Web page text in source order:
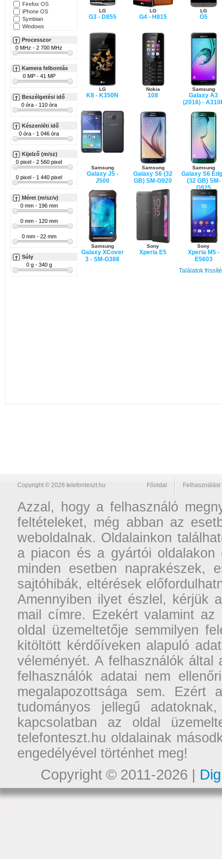
Firefox OS
iPhone OS
Symbian
Windows
Processzor
Kamera felbontás
Beszélgetési idő
Készenléti idő
Kijelző (m/sz)
Méret (m/sz/v)
Súly
LG
G3 - D855
LG
G4 - H815
LG
G5
LG
K8 - K350N
Nokia
108
Samsung
Galaxy A3
(2016) -
Samsung
Galaxy J5 -
J500
Samsung
Galaxy S6 (32
GB) SM-G920
Samsung
Galaxy S6
(32 GB) SM-
G925
Samsung
Galaxy XCover
3 - SM-G388
Sony
Xperia E5
Sony
Xperia M5 -
E5603
Találatok
Copyright © 2026 telefonteszt.hu Főoldal
Azzal, hogy a felhasználó
feltételeket, még abban az
weboldalnak. Oldalainkon
a piacon és a gyártói oldalakon
minden esetben naprakészek,
sajtóhibák, eltérések
Amennyiben ilyet észlel, kérjük
mail címre. Ezekért valamint
oldal üzemeltetője semmilyen
kitöltött kérdőíveken alapuló
véleményét. A felhasználók
felhasználók adatai nem
megalapozottsága sem. Ezért
tudományos jellegű
kapcsolatban az oldal
telefonteszt.hu oldalainak
engedélyével történhet meg!
Copyright © 2011-2026 |